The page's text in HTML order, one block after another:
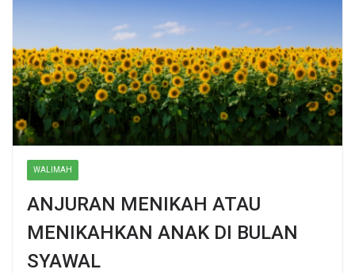
WALIMAH
ANJURAN MENIKAH ATAU
MENIKAHKAN ANAK DI BULAN
SYAWAL